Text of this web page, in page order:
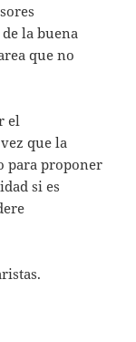
la buena
que no
el
que la
para proponer
si es